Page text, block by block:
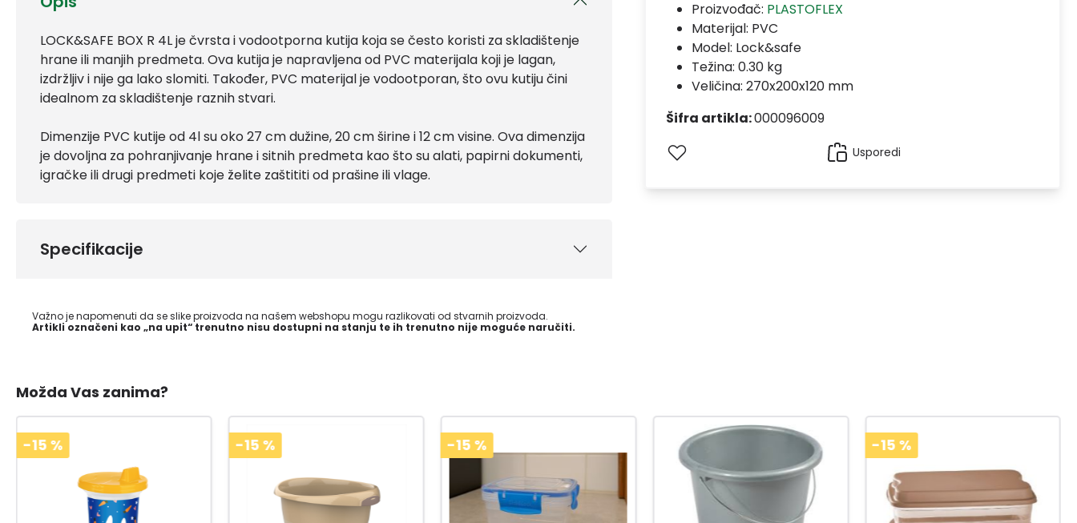
LOCK&SAFE BOX R 4L je čvrsta i vodootporna kutija koja se često koristi za skladištenje
hrane ili manjih predmeta. Ova kutija je napravljena od PVC materijala koji je lagan,
izdržljiv i nije ga lako slomiti. Također, PVC materijal je vodootporan, što ovu kutiju čini
idealnom za skladištenje raznih stvari.
Dimenzije PVC kutije od 4l su oko 27 cm dužine, 20 cm širine i 12 cm visine. Ova dimenzija
je dovoljna za pohranjivanje hrane i sitnih predmeta kao što su alati, papirni dokumenti,
igračke ili drugi predmeti koje želite zaštititi od prašine ili vlage.
Specifikacije
Važno je napomenuti da se slike proizvoda na našem webshopu mogu razlikovati od stvarnih proizvoda.
Artikli označeni kao „na upit“ trenutno nisu dostupni na stanju te ih trenutno nije moguće naručiti.
Proizvođač: PLASTOFLEX
Materijal: PVC
Model: Lock&safe
Težina: 0.30 kg
Veličina: 270x200x120 mm
Šifra artikla:000096009
Usporedi
Možda Vas zanima?
-15 % -15 % -15% -15 %